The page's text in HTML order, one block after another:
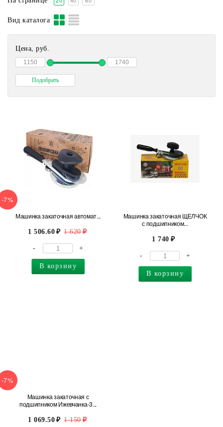
Вид каталога
Цена, руб.
-7%
Машинка закаточная автомат...
1 506.60 1 620
- +
В корзину
Машинка закаточная ЩЕЛЧОК
с подшипником...
1 740
- +
В корзину
-7%
Машинка закаточная с
подшипником Ижевчанка-3...
1 069.50 1 150